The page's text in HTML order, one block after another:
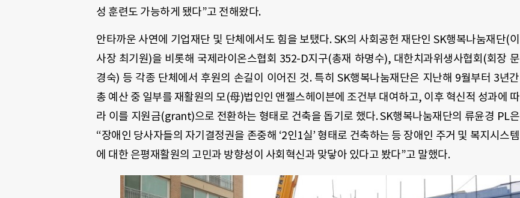
성 훈련도 가능하게 됐다”고 전해왔다.
안타까운 사연에 기업재단 및 단체에서도 힘을 보탰다. SK의 사회공헌 재단인 SK행복나눔재단(이
사장 최기원)을 비롯해 국제라이온스협회 352-D지구(총재 하명수), 대한치과위생사협회(회장 문
경숙) 등 각종 단체에서 후원의 손길이 이어진 것. 특히 SK행복나눔재단은 지난해 9월부터 3년간
총 예산 중 일부를 재활원의 모(母)법인인 앤젤스헤이븐에 조건부 대여하고, 이후 혁신적 성과에 따
라 이를 지원금(grant)으로 전환하는 형태로 건축을 돕기로 했다. SK행복나눔재단의 류윤경 PL은
“장애인 당사자들의 자기결정권을 존중해 ‘2인1실’ 형태로 건축하는 등 장애인 주거 및 복지시스템
에 대한 은평재활원의 고민과 방향성이 사회혁신과 맞닿아 있다고 봤다”고 말했다.